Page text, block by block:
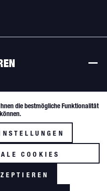
nur an Wiederverkäufer und
Aktiv
Inaktiv
die bestmögliche Funktionalität
COOKIES